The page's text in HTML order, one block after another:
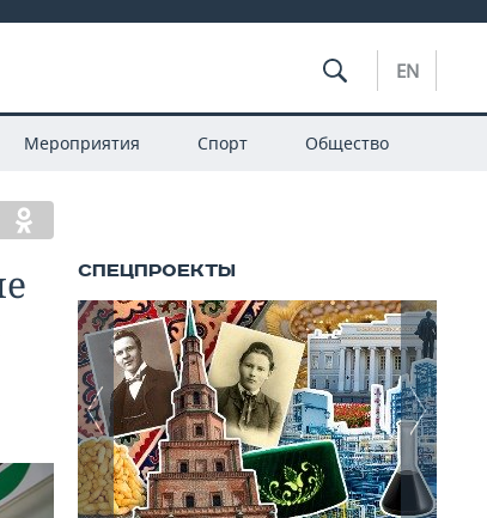
EN
Мероприятия Спорт Общество